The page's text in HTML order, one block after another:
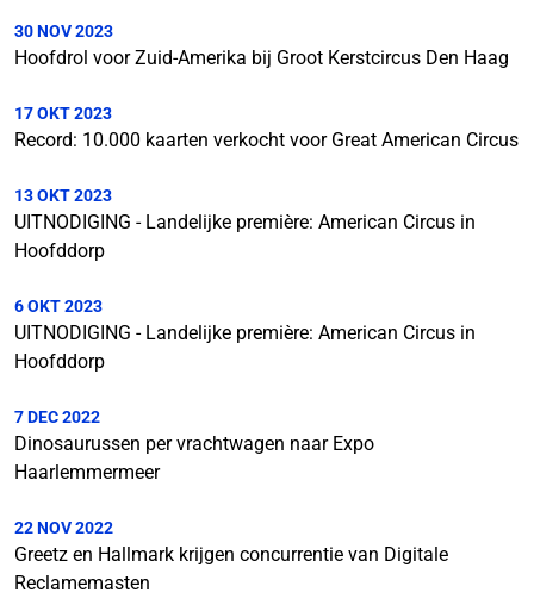
30 NOV 2023
Hoofdrol voor Zuid-Amerika bij Groot Kerstcircus Den Haag
17 OKT 2023
Record: 10.000 kaarten verkocht voor Great American Circus
13 OKT 2023
UITNODIGING - Landelijke première: American Circus in
Hoofddorp
6 OKT 2023
UITNODIGING - Landelijke première: American Circus in
Hoofddorp
7 DEC 2022
Dinosaurussen per vrachtwagen naar Expo
Haarlemmermeer
22 NOV 2022
Greetz en Hallmark krijgen concurrentie van Digitale
Reclamemasten